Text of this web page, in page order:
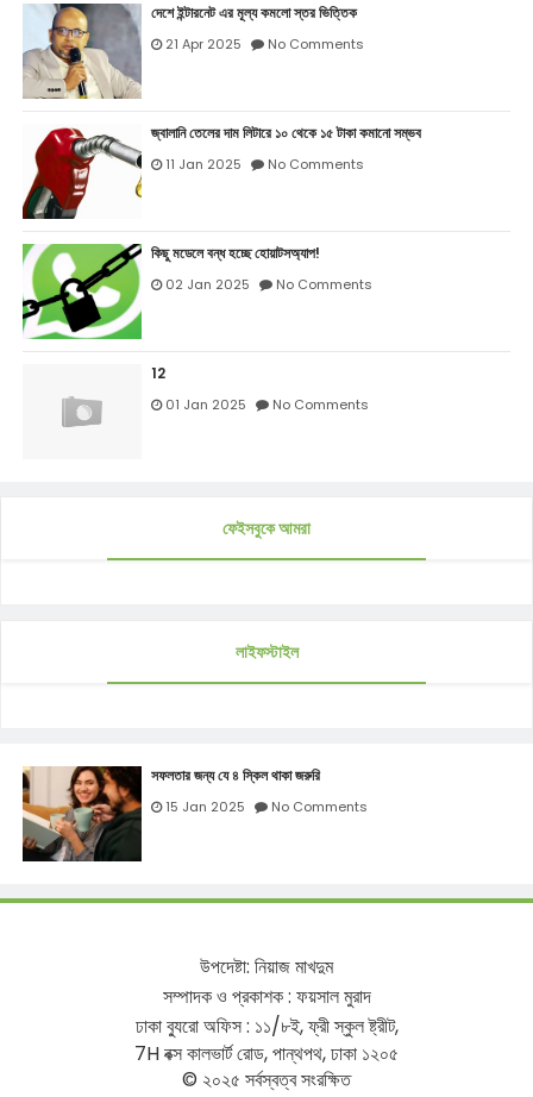
দেশে ইন্টারনেট এর মূল্য কমলো স্তর ভিত্তিক
21 Apr 2025 No Comments
জ্বালানি তেলের দাম লিটারে ১০ থেকে ১৫ টাকা কমানো সম্ভব
11 Jan 2025 No Comments
কিছু মডেলে বন্ধ হচ্ছে হোয়াটসঅ্যাপ!
02 Jan 2025 No Comments
12
01 Jan 2025 No Comments
ফেইসবুকে আমরা
লাইফস্টাইল
সফলতার জন্য যে ৪ স্কিল থাকা জরুরি
15 Jan 2025 No Comments
উপদেষ্টা: নিয়াজমাখদুম
সম্পাদকও প্রকাশক: ফয়সালমুরাদ
ঢাকাব্যুরোঅফিস: ১১/৮ই,ফ্রীস্কুলষ্ট্রীট,
7Hবক্সকালভার্টরোড,পান্থপথ,ঢাকা ১২০৫
© ২০২৫ সর্বস্বত্বসংরক্ষিত